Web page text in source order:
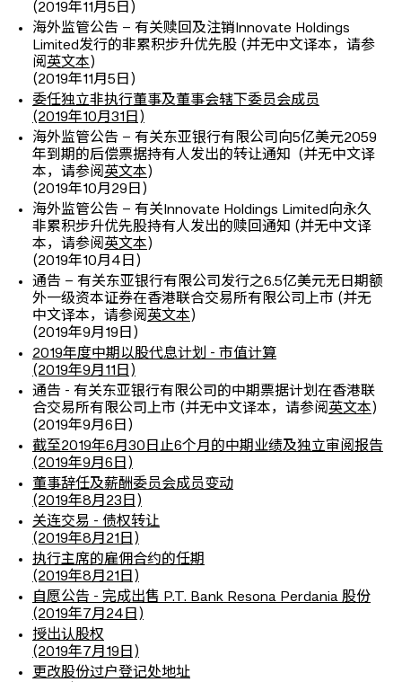
(2019年11月5日)
海外监管公告 – 有关赎回及注销Innovate Holdings
Limited发行的非累积步升优先股 (并无中文译本，请参
阅 英文本)
(2019年11月5日)
委任独立非执行董事及董事会辖下委员会成员
(2019年10月31日)
海外监管公告 – 有关东亚银行有限公司向5亿美元2059
年到期的后偿票据持有人发出的转让通知 (并无中文译
本，请参阅 英文本)
(2019年10月29日)
海外监管公告 – 有关Innovate Holdings Limited向永久
非累积步升优先股持有人发出的赎回通知 (并无中文译
本，请参阅 英文本)
(2019年10月4日)
通告 – 有关东亚银行有限公司发行之6.5亿美元无日期额
外一级资本证券在香港联合交易所有限公司上市 (并无
中文译本，请参阅 英文本)
(2019年9月19日)
2019年度中期以股代息计划 - 市值计算
(2019年9月11日)
通告 - 有关东亚银行有限公司的中期票据计划在香港联
合交易所有限公司上市 (并无中文译本，请参阅 英文本)
(2019年9月6日)
截至2019年6月30日止6个月的中期业绩及独立审阅报告
(2019年9月6日)
董事辞任及薪酬委员会成员变动
(2019年8月23日)
关连交易 - 债权转让
(2019年8月21日)
执行主席的雇佣合约的任期
(2019年8月21日)
自愿公告 - 完成出售 P.T. Bank Resona Perdania 股份
(2019年7月24日)
授出认股权
(2019年7月19日)
更改股份过户登记处地址